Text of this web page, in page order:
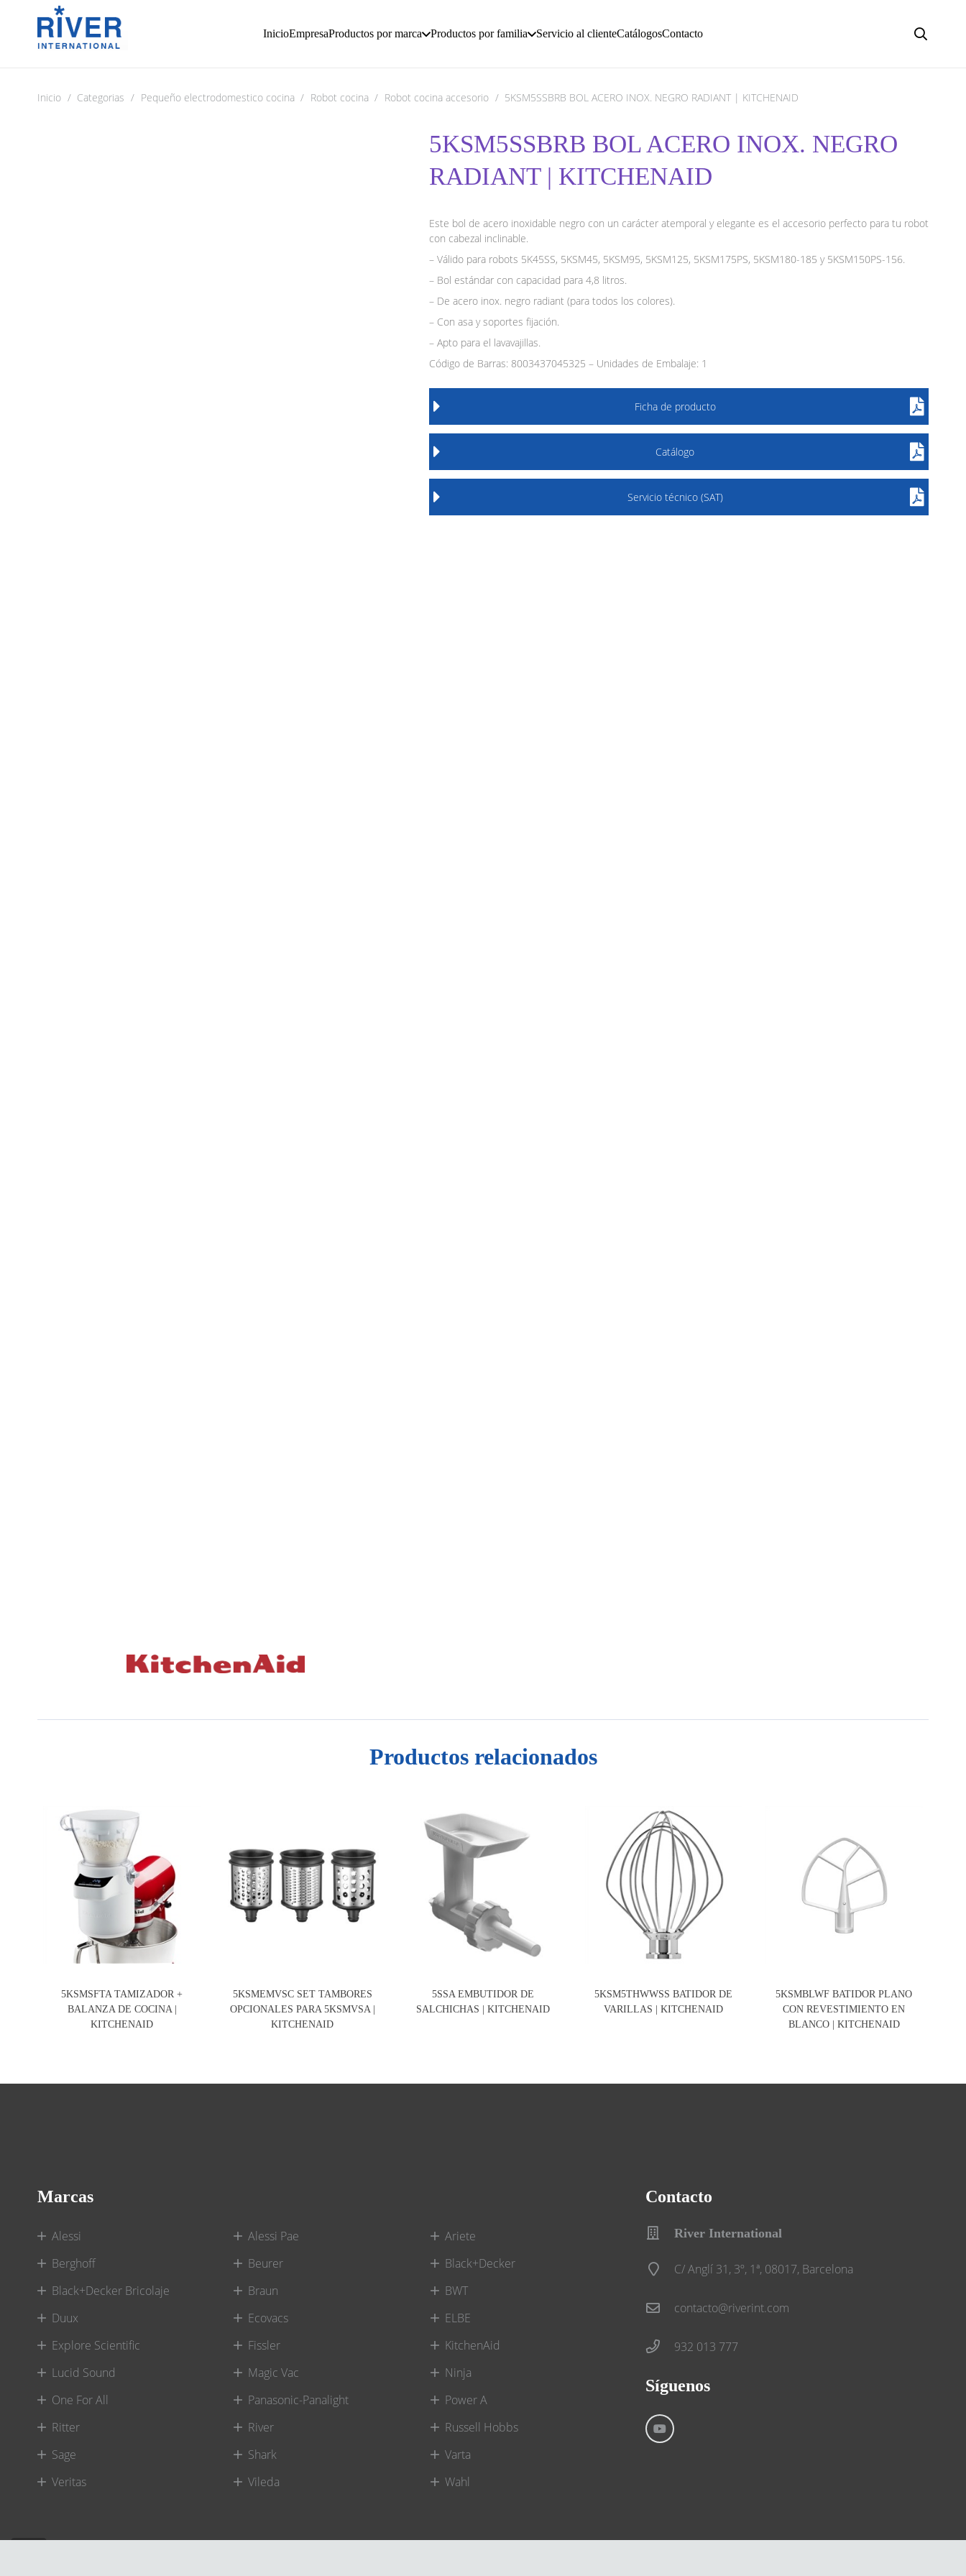
InicioEmpresaProductos por marca Productos por familia Servicio al clienteCatálogosContacto
Inicio / Categorias / Pequeño electrodomestico cocina / Robot cocina / Robot cocina accesorio / 5KSM5SSBRB BOL ACERO INOX. NEGRO RADIANT | KITCHENAID
5KSM5SSBRB BOL ACERO INOX. NEGRO
RADIANT | KITCHENAID
Este bol de acero inoxidable negro con un carácter atemporal y elegante es el accesorio perfecto para tu robot
con cabezal inclinable.
– Válido para robots 5K45SS, 5KSM45, 5KSM95, 5KSM125, 5KSM175PS, 5KSM180-185 y 5KSM150PS-156.
– Bol estándar con capacidad para 4,8 litros.
– De acero inox. negro radiant (para todos los colores).
– Con asa y soportes fijación.
– Apto para el lavavajillas.
Código de Barras: 8003437045325 – Unidades de Embalaje: 1
Ficha de producto
Catálogo
Servicio técnico (SAT)
Productos relacionados
5KSMSFTA TAMIZADOR +
BALANZA DE COCINA |
KITCHENAID
5KSMEMVSC SET TAMBORES
OPCIONALES PARA 5KSMVSA |
KITCHENAID
5SSA EMBUTIDOR DE
SALCHICHAS | KITCHENAID
5KSM5THWWSS BATIDOR DE
VARILLAS | KITCHENAID
5KSMBLWF BATIDOR PLANO
CON REVESTIMIENTO EN
BLANCO | KITCHENAID
Marcas
Alessi Alessi Pae
Ariete
Berghoff
Beurer
Black+Decker
Black+Decker Bricolaje
Braun
BWT
Duux
Ecovacs
ELBE
Explore Scientific
Fissler
KitchenAid
Lucid Sound
Magic Vac
Ninja
One For All
Panasonic-Panalight
Power A
Ritter
River
Russell Hobbs
Sage
Shark
Varta
Veritas
Vileda Wahl
Contacto
River International
C/ Anglí 31, 3º, 1ª, 08017, Barcelona
contacto@riverint.com
932 013 777
Síguenos